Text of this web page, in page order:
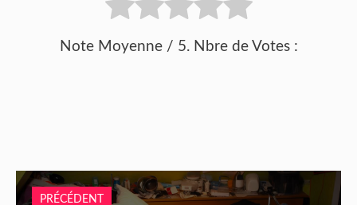
Note Moyenne / 5. Nbre de Votes :
PRÉCÉDENT